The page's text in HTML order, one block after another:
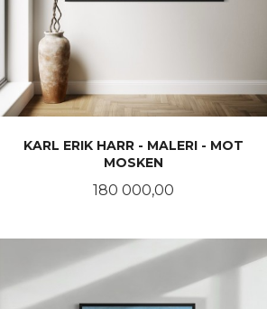
KARL ERIK HARR - MALERI - MOT
MOSKEN
Pris
180 000,00